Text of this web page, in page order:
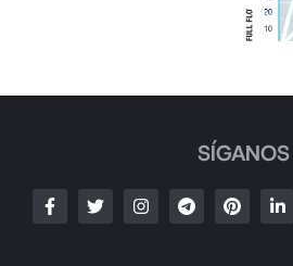
SÍGANOS